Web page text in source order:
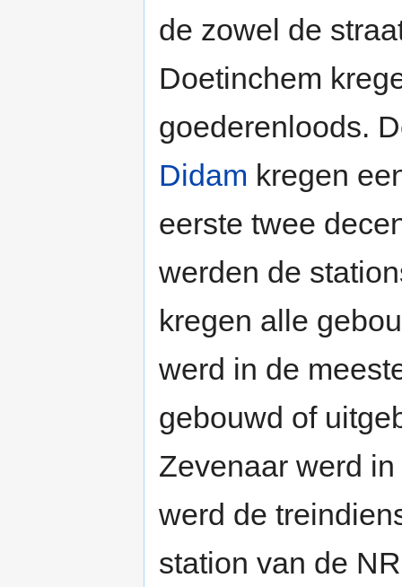
de zowel de
Doetinchem
goederenloods.
Didam kregen
eerste twee
werden de
kregen alle
werd in de
gebouwd of
Zevenaar werd in
werd de
station van de